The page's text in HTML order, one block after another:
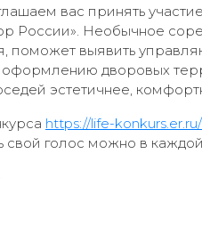
вас принять
России». Необычное
поможет выявить
дворовых
эстетичнее,
https://life-
свой голос можно в